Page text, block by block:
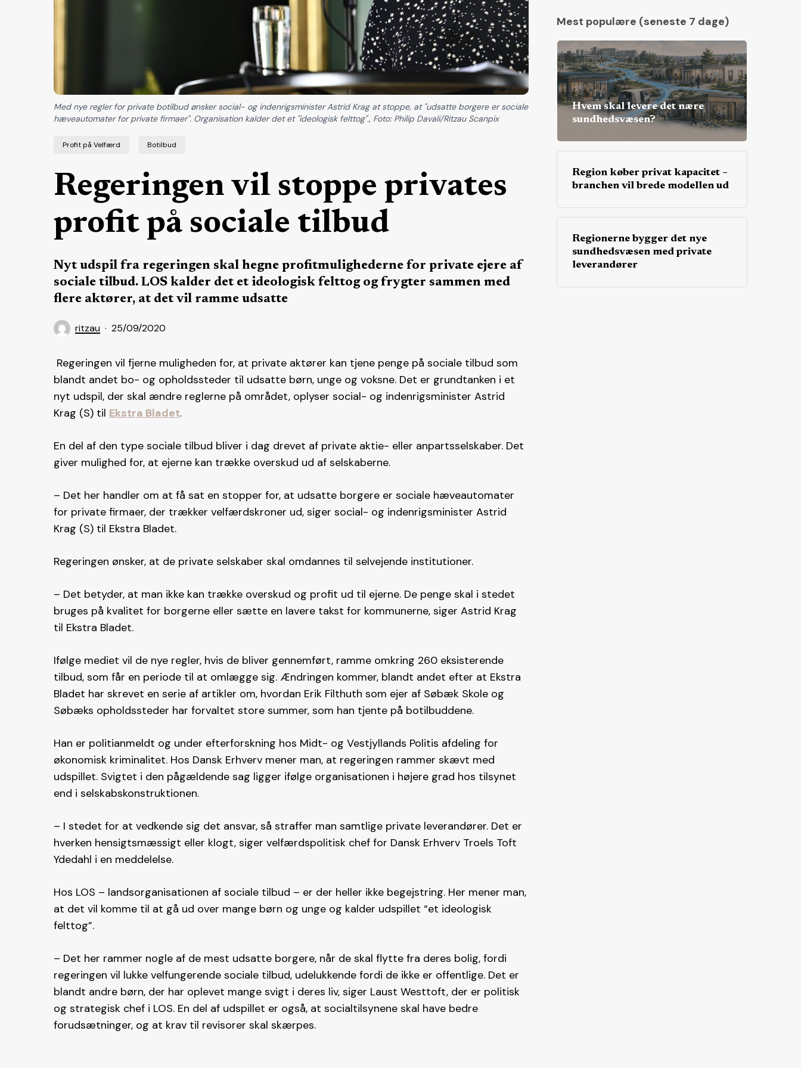
Profit på Velfærd Botilbud
Regeringen vil stoppe privates
profit på sociale tilbud
Nyt udspil fra regeringen skal hegne profitmulighederne for private ejere af
sociale tilbud. LOS kalder det et ideologisk felttog og frygter sammen med
flere aktører, at det vil ramme udsatte
ritzau 25/09/2020
Med nye regler for private botilbud ønsker social- og indenrigsminister Astrid Krag at stoppe, at "udsatte borgere er sociale
hæveautomater for private firmaer". Organisation kalder det et "ideologisk felttog"., Foto: Philip Davali/Ritzau Scanpix
Regeringen vil fjerne muligheden for, at private aktører kan tjene penge på sociale tilbud som
blandt andet bo- og opholdssteder til udsatte børn, unge og voksne. Det er grundtanken i et
nyt udspil, der skal ændre reglerne på området, oplyser social- og indenrigsminister Astrid
Krag (S) til Ekstra Bladet.
En del af den type sociale tilbud bliver i dag drevet af private aktie- eller anpartsselskaber. Det
giver mulighed for, at ejerne kan trække overskud ud af selskaberne.
– Det her handler om at få sat en stopper for, at udsatte borgere er sociale hæveautomater
for private firmaer, der trækker velfærdskroner ud, siger social- og indenrigsminister Astrid
Krag (S) til Ekstra Bladet.
Regeringen ønsker, at de private selskaber skal omdannes til selvejende institutioner.
– Det betyder, at man ikke kan trække overskud og profit ud til ejerne. De penge skal i stedet
bruges på kvalitet for borgerne eller sætte en lavere takst for kommunerne, siger Astrid Krag
til Ekstra Bladet.
Ifølge mediet vil de nye regler, hvis de bliver gennemført, ramme omkring 260 eksisterende
tilbud, som får en periode til at omlægge sig. Ændringen kommer, blandt andet efter at Ekstra
Bladet har skrevet en serie af artikler om, hvordan Erik Filthuth som ejer af Søbæk Skole og
Søbæks opholdssteder har forvaltet store summer, som han tjente på botilbuddene.
Han er politianmeldt og under efterforskning hos Midt- og Vestjyllands Politis afdeling for
økonomisk kriminalitet. Hos Dansk Erhverv mener man, at regeringen rammer skævt med
udspillet. Svigtet i den pågældende sag ligger ifølge organisationen i højere grad hos tilsynet
end i selskabskonstruktionen.
– I stedet for at vedkende sig det ansvar, så straffer man samtlige private leverandører. Det er
hverken hensigtsmæssigt eller klogt, siger velfærdspolitisk chef for Dansk Erhverv Troels Toft
Ydedahl i en meddelelse.
Hos LOS – landsorganisationen af sociale tilbud – er der heller ikke begejstring. Her mener man,
at det vil komme til at gå ud over mange børn og unge og kalder udspillet “et ideologisk
felttog”.
– Det her rammer nogle af de mest udsatte borgere, når de skal flytte fra deres bolig, fordi
regeringen vil lukke velfungerende sociale tilbud, udelukkende fordi de ikke er offentlige. Det er
blandt andre børn, der har oplevet mange svigt i deres liv, siger Laust Westtoft, der er politisk
og strategisk chef i LOS. En del af udspillet er også, at socialtilsynene skal have bedre
forudsætninger, og at krav til revisorer skal skærpes.
Mest populære (seneste 7 dage)
Hvem skal levere det nære
sundhedsvæsen?
Region køber privat kapacitet –
branchen vil brede modellen ud
Regionerne bygger det nye
sundhedsvæsen med private
leverandører